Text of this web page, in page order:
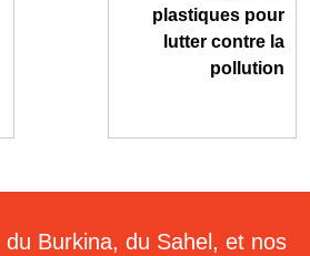
plastiques pour
lutter contre la
pollution
du Burkina, du Sahel, et nos